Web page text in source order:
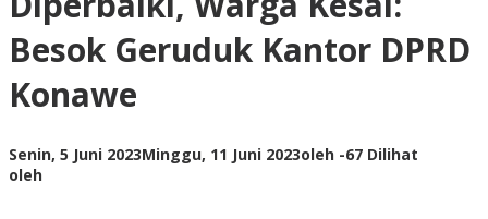
Besok Geruduk Kantor DPRD
Konawe
Senin, 5 Juni 2023Minggu, 11 Juni 2023oleh -67 Dilihat
oleh